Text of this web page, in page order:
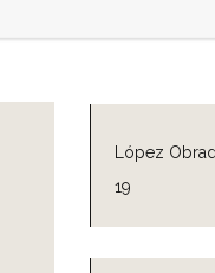
López
19